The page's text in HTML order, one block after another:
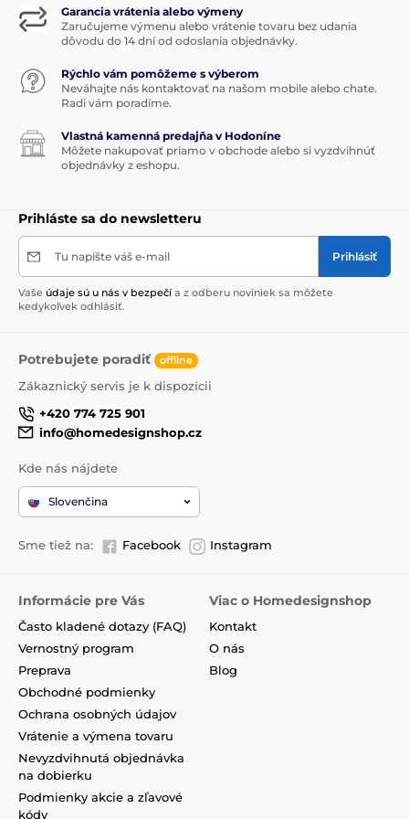
Značka Maison Berger Parissídliaca v samom srdci
Normandie je vyhlásená pre svojedizajnové
katalytickej lampy a aróma difúzory
rozširujúcim sa sortimente nájdete aj vonné sviečkya
difúzory do autá. História tejto 100% francúzskej
Maurice Berger vyrobil prvé katalytickú lampu pre
čistenie nemocničných sál. Lampa Bergerbola
následne pre svoj inovatívny proces čistenia vzduchu
predovšetkým jedinečné možnosti
zároveň aj prevoňanie domácností. Maison Berger
Paris dosahuje so svojimi katalytickými lampami
medzinárodných úspechov. Kvôli obľube širokej
verejnosti exportuje do viac ako 50 svetových krajín.
Garancia vrátenia alebo výmeny
Zaručujeme výmenu alebo vrátenie tovaru bez udania
dôvodu do 14 dní od odoslania objednávky.
Rýchlo vám pomôžeme s výberom
Neváhajte nás kontaktovať na našom mobile alebo chate.
Radi vám poradíme.
Vlastná kamenná predajňa v Hodoníne
Môžete nakupovať priamo v obchode alebo si vyzdvihnúť
objednávky z eshopu.
Prihláste sa do newsletteru
Tu napíšte váš e-mail Prihlásiť
Vaše údaje sú u nás v bezpečí a z odberu noviniek sa môžete
kedykoľvek odhlásiť.
Potrebujete poradiť offline
Zákaznický servis je k dispozícii
+420 774 725 901
info@homedesignshop.cz
Kde nás nájdete
Slovenčina
Sme tiež na: Facebook Instagram
Informácie pre Vás
Často kladené dotazy (FAQ)
Vernostný program
Preprava
Obchodné podmienky
Ochrana osobných údajov
Vrátenie a výmena tovaru
Nevyzdvihnutá objednávka
na dobierku
Podmienky akcie a zľavové
kódy
Viac o Homedesignshop
Kontakt
O nás
Blog